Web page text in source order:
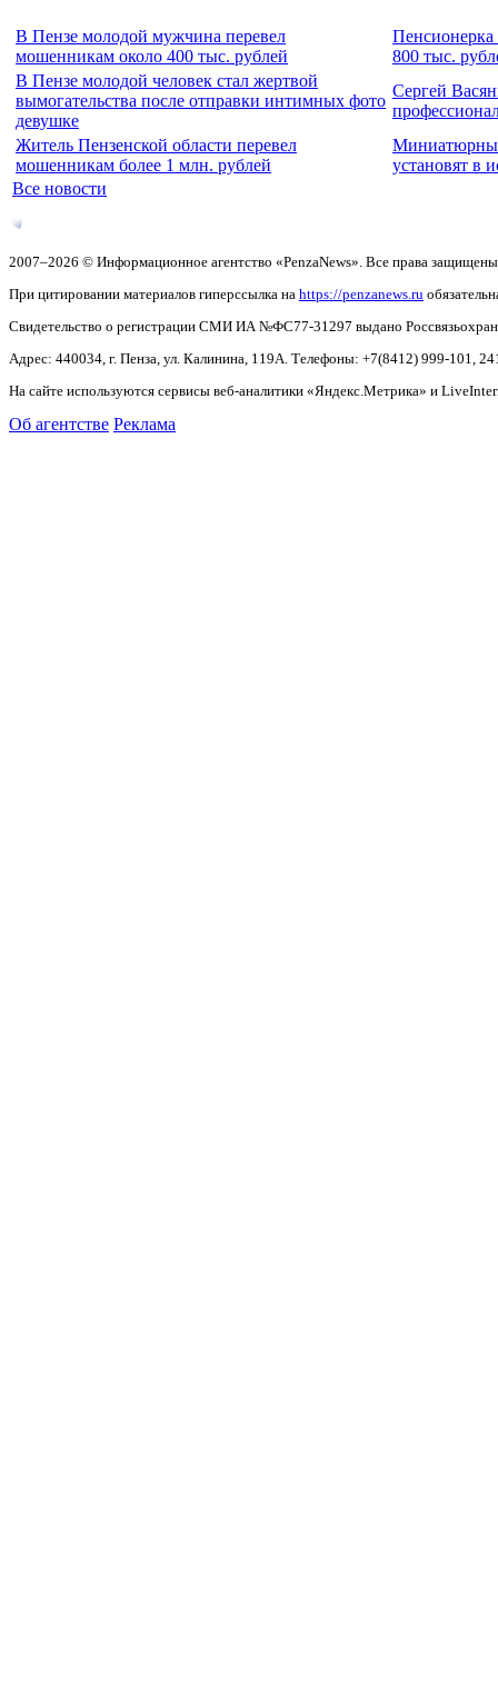
В Пензе молодой мужчина перевел
мошенникам около 400 тыс. рублей
Пенсионерка
800 тыс.
В Пензе молодой человек стал жертвой
вымогательства после отправки интимных фото
девушке
Сергей
Житель Пензенской области перевел
мошенникам более 1 млн. рублей
установят в
Все новости
2007–2026 © Информационное агентство «PenzaNews». Все права
При цитировании материалов гиперссылка на https://penzanews.ru
Свидетельство о регистрации СМИ ИА №ФС77-31297 выдано
Адрес: 440034, г. Пенза, ул. Калинина, 119А. Телефоны: +7(8412) 999-101,
На сайте используются сервисы веб-аналитики «Яндекс.Метрика» и
Об агентстве Реклама